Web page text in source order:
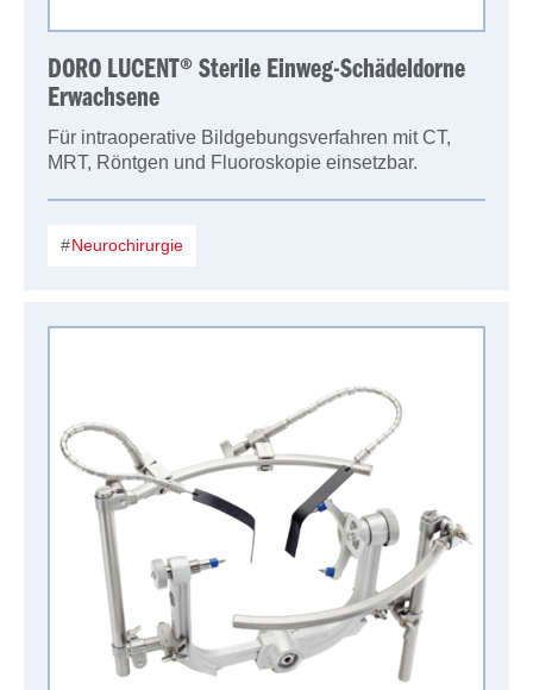
DORO LUCENT® Sterile Einweg-Schädeldorne
Erwachsene
Für intraoperative Bildgebungsverfahren mit CT,
MRT, Röntgen und Fluoroskopie einsetzbar.
Neurochirurgie